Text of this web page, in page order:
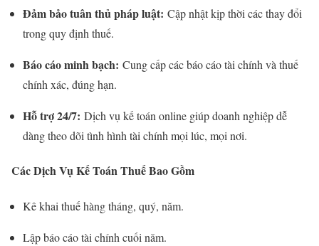
Đảm bảo tuân thủ pháp luật: Cập nhật kịp thời các thay đổi
trong quy định thuế.
Báo cáo minh bạch: Cung cấp các báo cáo tài chính và thuế
chính xác, đúng hạn.
Hỗ trợ 24/7: Dịch vụ kế toán online giúp doanh nghiệp dễ
dàng theo dõi tình hình tài chính mọi lúc, mọi nơi.
Các Dịch Vụ Kế Toán Thuế Bao Gồm
Kê khai thuế hàng tháng, quý, năm.
Lập báo cáo tài chính cuối năm.